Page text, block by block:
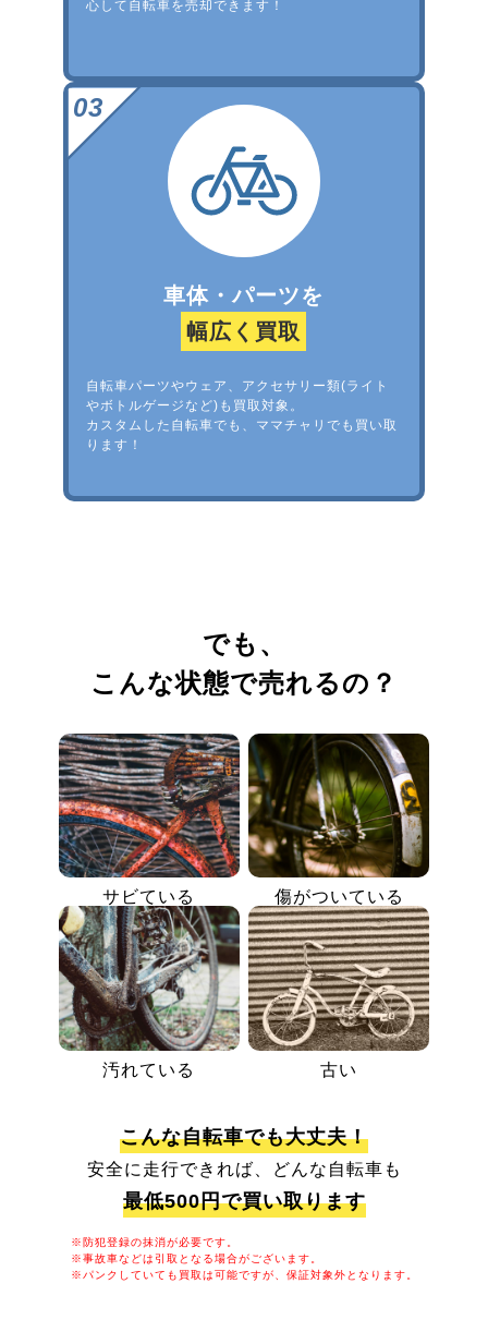
心して自転車を売却できます！
車体・パーツを
幅広く買取
自転車パーツやウェア、アクセサリー類(ライト
やボトルゲージなど)も買取対象。
カスタムした自転車でも、ママチャリでも買い取
ります！
でも、
こんな状態で売れるの？
サビている 傷がついている
汚れている 古い
こんな自転車でも大丈夫！
安全に走行できれば、どんな自転車も
最低500円で買い取ります
※防犯登録の抹消が必要です。
※事故車などは引取となる場合がございます。
※パンクしていても買取は可能ですが、保証対象外となります。